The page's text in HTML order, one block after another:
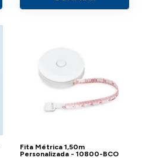
Fita Métrica 1,50m
Personalizada - 10800-BCO